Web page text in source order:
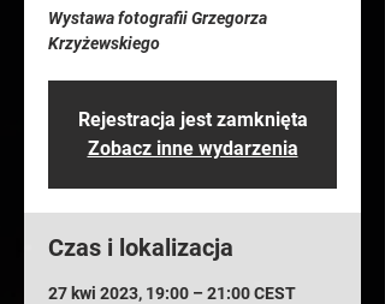
Wystawa fotografii Grzegorza
Krzyżewskiego
Rejestracja jest zamknięta
Zobacz inne wydarzenia
Czas i lokalizacja
27 kwi 2023, 19:00 – 21:00 CEST